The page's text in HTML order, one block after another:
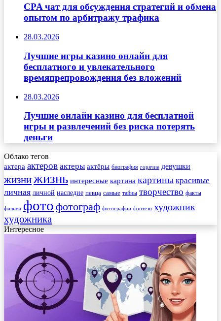
CPA чат для обсуждения стратегий и обмена
опытом по арбитражу трафика
28.03.2026
Лучшие игры казино онлайн для
бесплатного и увлекательного
времяпрепровождения без вложений
28.03.2026
Лучшие онлайн казино для бесплатной
игры и развлечений без риска потерять
деньги
Облако тегов
актера актеров актеры актёры биография горячие девушки
жизнижизнь интересные картина картины красивые
личная личной наследие певца самые тайны творчество факты
фильма фото фотограф фотографии фэнтези художник
художника
Интересное